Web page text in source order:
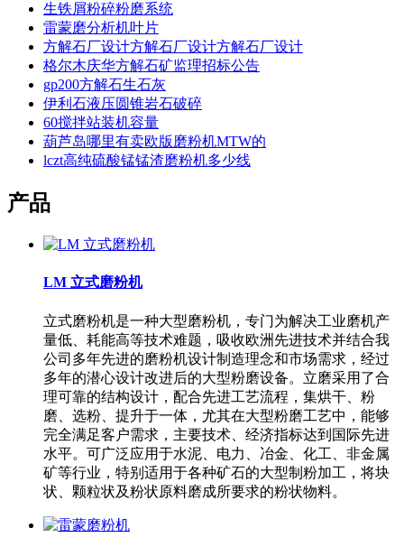
生铁屑粉碎粉磨系统
雷蒙磨分析机叶片
方解石厂设计方解石厂设计方解石厂设计
格尔木庆华方解石矿监理招标公告
gp200方解石生石灰
伊利石液压圆锥岩石破碎
60搅拌站装机容量
葫芦岛哪里有卖欧版磨粉机MTW的
lczt高纯硫酸锰锰渣磨粉机多少线
产品
LM 立式磨粉机
立式磨粉机是一种大型磨粉机，专门为解决工业磨机产
量低、耗能高等技术难题，吸收欧洲先进技术并结合我
公司多年先进的磨粉机设计制造理念和市场需求，经过
多年的潜心设计改进后的大型粉磨设备。立磨采用了合
理可靠的结构设计，配合先进工艺流程，集烘干、粉
磨、选粉、提升于一体，尤其在大型粉磨工艺中，能够
完全满足客户需求，主要技术、经济指标达到国际先进
水平。可广泛应用于水泥、电力、冶金、化工、非金属
矿等行业，特别适用于各种矿石的大型制粉加工，将块
状、颗粒状及粉状原料磨成所要求的粉状物料。